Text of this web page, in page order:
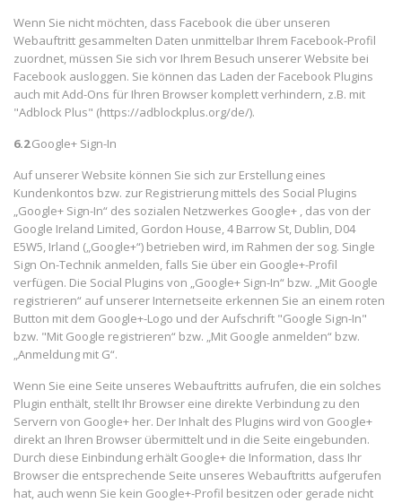
Wenn Sie nicht möchten, dass Facebook die über unseren
Webauftritt gesammelten Daten unmittelbar Ihrem Facebook-Profil
zuordnet, müssen Sie sich vor Ihrem Besuch unserer Website bei
Facebook ausloggen. Sie können das Laden der Facebook Plugins
auch mit Add-Ons für Ihren Browser komplett verhindern, z.B. mit
"Adblock Plus" (https://adblockplus.org/de/).
6.2Google+ Sign-In
Auf unserer Website können Sie sich zur Erstellung eines
Kundenkontos bzw. zur Registrierung mittels des Social Plugins
„Google+ Sign-In“ des sozialen Netzwerkes Google+ , das von der
Google Ireland Limited, Gordon House, 4 Barrow St, Dublin, D04
E5W5, Irland („Google+“) betrieben wird, im Rahmen der sog. Single
Sign On-Technik anmelden, falls Sie über ein Google+-Profil
verfügen. Die Social Plugins von „Google+ Sign-In“ bzw. „Mit Google
registrieren“ auf unserer Internetseite erkennen Sie an einem roten
Button mit dem Google+-Logo und der Aufschrift "Google Sign-In"
bzw. "Mit Google registrieren“ bzw. „Mit Google anmelden“ bzw.
„Anmeldung mit G“.
Wenn Sie eine Seite unseres Webauftritts aufrufen, die ein solches
Plugin enthält, stellt Ihr Browser eine direkte Verbindung zu den
Servern von Google+ her. Der Inhalt des Plugins wird von Google+
direkt an Ihren Browser übermittelt und in die Seite eingebunden.
Durch diese Einbindung erhält Google+ die Information, dass Ihr
Browser die entsprechende Seite unseres Webauftritts aufgerufen
hat, auch wenn Sie kein Google+-Profil besitzen oder gerade nicht